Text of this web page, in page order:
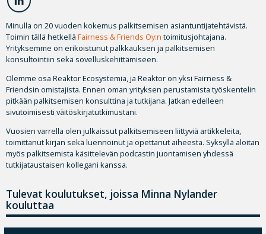
Minulla on 20 vuoden kokemus palkitsemisen asiantuntijatehtävistä.
Toimin tällä hetkellä Fairness & Friends Oy:n toimitusjohtajana.
Yrityksemme on erikoistunut palkkauksen ja palkitsemisen
konsultointiin sekä sovelluskehittämiseen.
Olemme osa Reaktor Ecosystemia, ja Reaktor on yksi Fairness &
Friendsin omistajista. Ennen oman yrityksen perustamista työskentelin
pitkään palkitsemisen konsulttina ja tutkijana. Jatkan edelleen
sivutoimisesti väitöskirjatutkimustani.
Vuosien varrella olen julkaissut palkitsemiseen liittyviä artikkeleita,
toimittanut kirjan sekä luennoinut ja opettanut aiheesta. Syksyllä aloitan
myös palkitsemista käsittelevän podcastin juontamisen yhdessä
tutkijataustaisen kollegani kanssa.
Tulevat koulutukset, joissa Minna Nylander
kouluttaa